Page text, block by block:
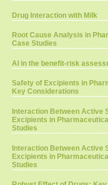
Drug Interaction with Milk
Root Cause Analysis in
Case Studies
AI in the benefit-risk
Safety of Excipients in
Key Considerations
Interaction Between Active
Excipients in
Studies
Interaction Between Active
Excipients in
Studies